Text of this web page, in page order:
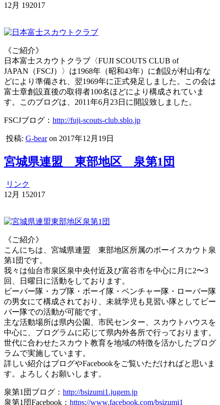
12月 192017
《ご紹介》
日本富士スカウトクラブ〈FUJI SCOUTS CLUB of
JAPAN（FSCJ）〉は1968年（昭和43年）に創設が村山有な
どにより準備され、翌1969年に正式発足しました。この会は
富士章創設直後の取得者100名ほどにより構成されていま
す。このブログは、2011年6月23日に開設致しました。
FSCJブログ： http://fuji-scouts-club.sblo.jp
投稿: G-bearon 2017年12月19日
宮城県連盟 東部地区 泉第1団
リンク
12月 152017
《ご紹介》
こんにちは、宮城県連盟 東部地区所属のボーイスカウト泉
第1団です。
我々は仙台市泉区泉中央付近及び富谷市を中心に月に2〜3
回、日曜日に活動をしております。
ビーバー隊・カブ隊・ボーイ隊・ベンチャー隊・ローバー隊
の男女にて構成されており、未就学児も見習い隊としてビー
バー隊での活動が可能です。
主な活動場所は県内公園、市民センター、スカウトハウスを
中心に、プログラムに応じて県内外各所で行っております。
世代に合わせたスカウト教育を地域の特徴を活かしたプログ
ラムで実施しています。
詳しい紹介はブログやFacebookをご覧いただければと思いま
す。よろしくお願いします。
泉第1団ブログ： http://bsizumi1.jugem.jp
泉第1団Facebook： https://www.facebook.com/bsizumi1